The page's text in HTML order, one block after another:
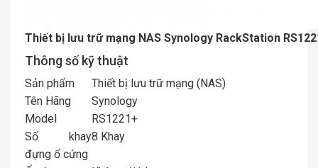
Thiết bị lưu trữ mạng NAS Synology RackStation
Thông số kỹ thuật
Sản phẩm
Thiết bị lưu trữ mạng (NAS)
Tên Hãng
Synology
Model
RS1221+
Số khay
đựng ổ cứng
8 Khay